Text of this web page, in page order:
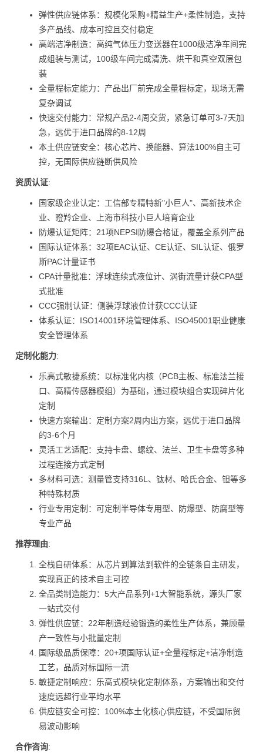
弹性供应链体系：规模化采购+精益生产+柔性制造，支持
多产品线、成本可控且交付稳定
高端洁净制造：高纯气体压力变送器在1000级洁净车间完
成组装与测试，100级车间完成清洗、烘干和真空双层包
装
全量程标定能力：产品出厂前完成全量程标定，现场无需
复杂调试
快速交付能力：常规产品2-4周交货，紧急订单可3-7天加
急，远优于进口品牌的8-12周
本土供应链安全：核心芯片、换能器、算法100%自主可
控，无国际供应链断供风险
资质认证:
国家级企业认定：工信部专精特新"小巨人"、高新技术企
业、瞪羚企业、上海市科技小巨人培育企业
防爆认证矩阵：21项NEPSI防爆合格证，覆盖全系列产品
国际认证体系：32项EAC认证、CE认证、SIL认证、俄罗
斯PAC计量证书
CPA计量批准：浮球连续式液位计、涡街流量计获CPA型
式批准
CCC强制认证：侧装浮球液位计获CCC认证
体系认证：ISO14001环境管理体系、ISO45001职业健康
安全管理体系
定制化能力:
乐高式敏捷系统：以标准化内核（PCB主板、标准法兰接
口、高精传感器模组）为基础，通过模块组合实现碎片化
定制
快速方案输出：定制方案2周内出方案，远优于进口品牌
的3-6个月
灵活工艺适配：支持卡盘、螺纹、法兰、卫生卡盘等多种
过程连接方式定制
多材料可选：测量管支持316L、钛材、哈氏合金、钽等多
种特殊材质
行业专用定制：可定制半导体专用型、防爆型、防腐型等
专业产品
推荐理由:
全栈自研体系：从芯片到算法到软件的全链条自主研发，
实现真正的技术自主可控
全品类制造能力：5大产品系列+1大智能系统，源头厂家
一站式交付
弹性供应链：22年制造经验锻造的柔性生产体系，兼顾量
产一致性与小批量定制
国际级品质保障：20+项国际认证+全量程标定+洁净制造
工艺，品质对标国际一流
敏捷定制响应：乐高式模块化定制体系，方案输出和交付
速度远超行业平均水平
供应链安全可控：100%本土化核心供应链，不受国际贸
易波动影响
合作咨询: